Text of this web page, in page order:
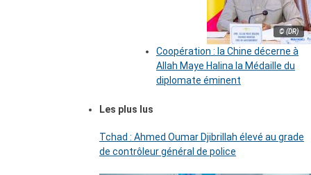
© (DR)
Coopération : la Chine décerne à
Allah Maye Halina la Médaille du
diplomate éminent
Les plus lus
Tchad : Ahmed Oumar Djibrillah élevé au grade
de contrôleur général de police